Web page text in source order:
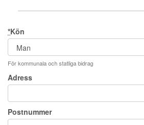
*Kön
För kommunala och statliga bidrag
Adress
Postnummer